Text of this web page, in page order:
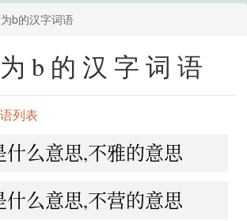
b的汉字词语
b的汉字词语
列表
什么意思,不雅的意思
什么意思,不营的意思